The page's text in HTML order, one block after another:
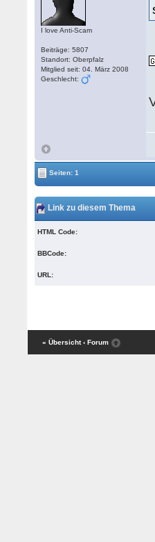
I love Anti-Scam
Beiträge: 5807
Standort: Oberpfalz
Mitglied seit: 04. März 2008
Geschlecht:
Seiten: 1
Link zu diesem Thema
HTML Code:
BBCode:
URL:
« Übersicht ‹ Forum